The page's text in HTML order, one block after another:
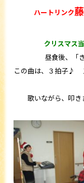
ハートリンク
クリスマス
昼食後、「
この曲は、３拍子♪
歌いながら、叩き